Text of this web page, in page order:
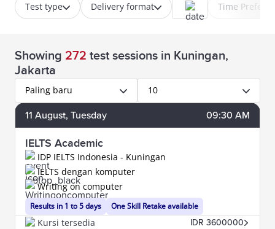
Test type Delivery format Time
Showing 272 test sessions in Kuningan,
Jakarta
Paling baru 10
11 August, Tuesday 09:30 AM
IELTS Academic
IDP IELTS Indonesia - Kuningan
Results in 1 to 5 days
IELTS dengan komputer
Writing on computer
One Skill Retake available
Kursi tersedia IDR 3600000